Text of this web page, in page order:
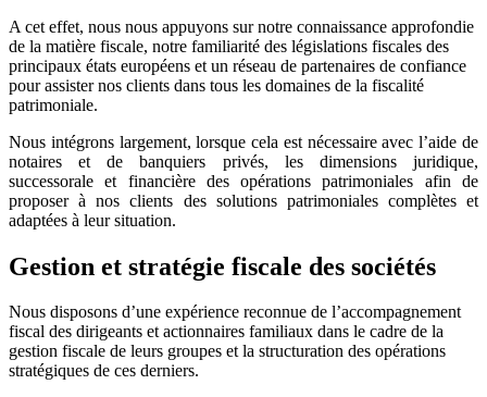
A cet effet, nous nous appuyons sur notre connaissance approfondie
de la matière fiscale, notre familiarité des législations fiscales des
principaux états européens et un réseau de partenaires de confiance
pour assister nos clients dans tous les domaines de la fiscalité
patrimoniale.
Nous intégrons largement, lorsque cela est nécessaire avec l’aide de
notaires et de banquiers privés, les dimensions juridique,
successorale et financière des opérations patrimoniales afin de
proposer à nos clients des solutions patrimoniales complètes et
adaptées à leur situation.
Gestion et stratégie fiscale des sociétés
Nous disposons d’une expérience reconnue de l’accompagnement
fiscal des dirigeants et actionnaires familiaux dans le cadre de la
gestion fiscale de leurs groupes et la structuration des opérations
stratégiques de ces derniers.